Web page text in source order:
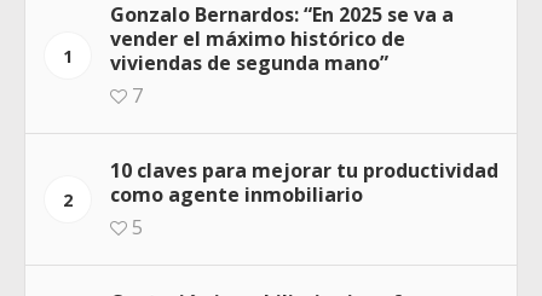
1
Gonzalo Bernardos: “En 2025 se va a
vender el máximo histórico de
viviendas de segunda mano”
7
2
10 claves para mejorar tu productividad
como agente inmobiliario
5